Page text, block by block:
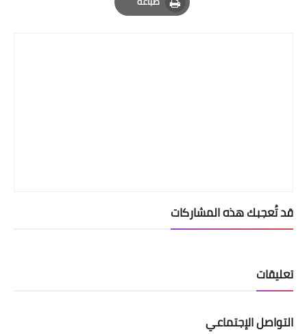
Print
قد تُعجبك هذه المشاركات
تعليقات
التواصل الإجتماعي